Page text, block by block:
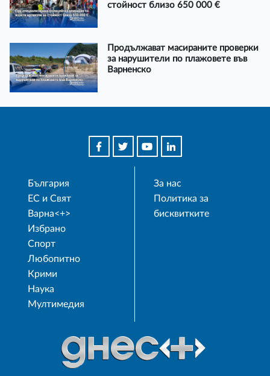
стойност близо 650 000 €
Продължават масираните проверки
за нарушители по плажовете във
Варненско
България
ЕС и Свят
Варна<+>
Избрано
Спорт
Любопитно
Крими
Наука
Мултимедия
За нас
Политика за
бисквитките